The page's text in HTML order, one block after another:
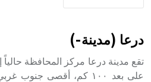
درعا (مدينة-)
تقع مدينة درعا مركز المحافظة
على بعد ١٠٠ كم، أقصى